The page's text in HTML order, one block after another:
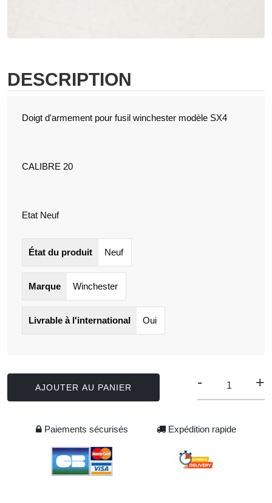
DESCRIPTION
Doigt d'armement pour fusil winchester modèle SX4
CALIBRE 20
Etat Neuf
État du produit Neuf
Marque Winchester
Livrable à l'international Oui
AJOUTER AU PANIER - +
Paiements sécurisés Expédition rapide